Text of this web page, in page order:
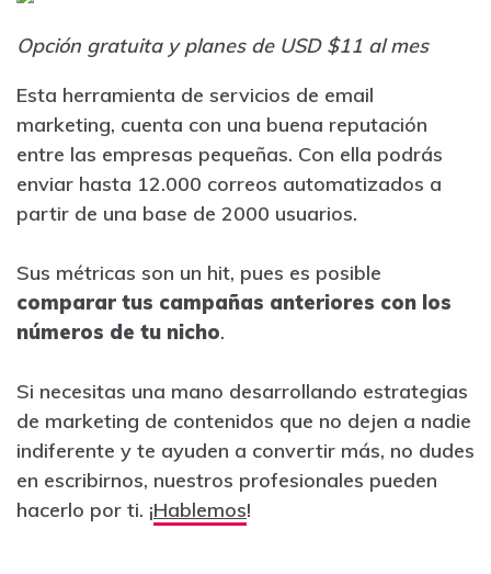
Opción gratuita y planes de USD $11 al mes
Esta herramienta de servicios de email
marketing, cuenta con una buena reputación
entre las empresas pequeñas. Con ella podrás
enviar hasta 12.000 correos automatizados a
partir de una base de 2000 usuarios.
Sus métricas son un hit, pues es posible
comparar tus campañas anteriores con los
números de tu nicho.
Si necesitas una mano desarrollando estrategias
de marketing de contenidos que no dejen a nadie
indiferente y te ayuden a convertir más, no dudes
en escribirnos, nuestros profesionales pueden
hacerlo por ti. ¡Hablemos!